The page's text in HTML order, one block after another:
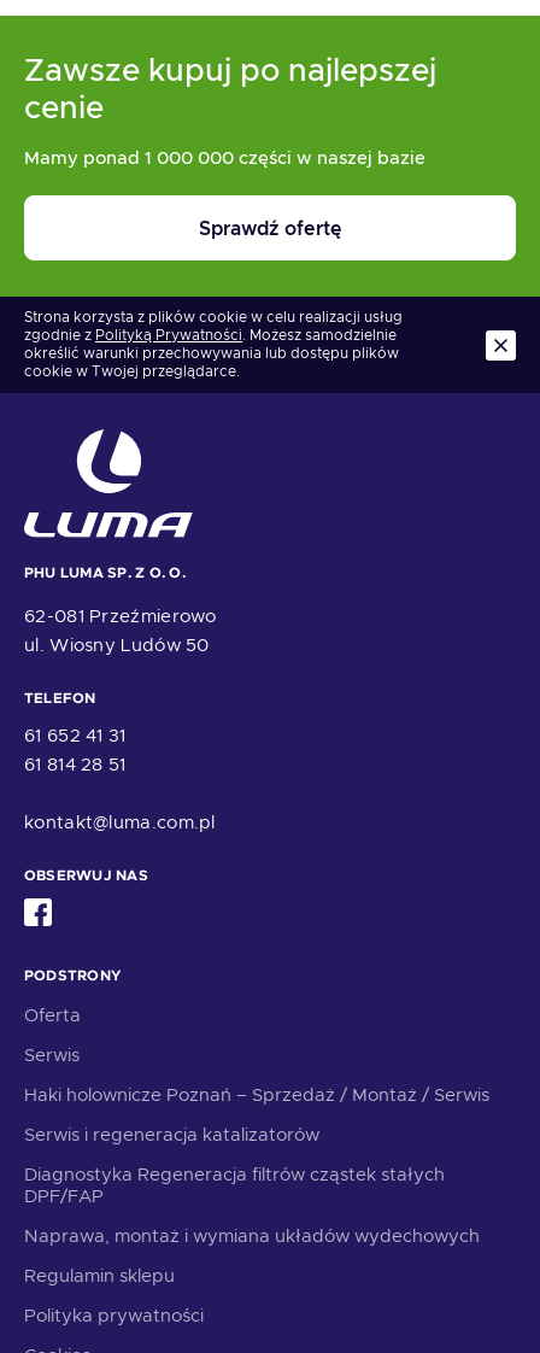
Zawsze kupuj po najlepszej
cenie
Mamy ponad 1 000 000 części w naszej bazie
Sprawdź ofertę
Strona korzysta z plików cookie w celu realizacji usług
zgodnie z Polityką Prywatności. Możesz samodzielnie
określić warunki przechowywania lub dostępu plików
cookie w Twojej przeglądarce.
PHU LUMA SP. Z O. O.
62-081 Przeźmierowo
ul. Wiosny Ludów 50
TELEFON
61 652 41 31
61 814 28 51
kontakt@luma.com.pl
OBSERWUJ NAS
PODSTRONY
Oferta
Serwis
Haki holownicze Poznań – Sprzedaż / Montaż / Serwis
Serwis i regeneracja katalizatorów
Diagnostyka Regeneracja filtrów cząstek stałych
DPF/FAP
Naprawa, montaż i wymiana układów wydechowych
Regulamin sklepu
Polityka prywatności